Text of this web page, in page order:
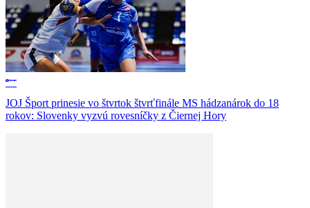
JOJ Šport prinesie vo štvrtok štvrťfinále MS hádzanárok do 18
rokov: Slovenky vyzvú rovesníčky z Čiernej Hory